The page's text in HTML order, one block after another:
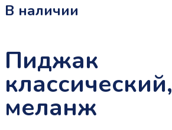
В наличии
Пиджак
классический,
меланж